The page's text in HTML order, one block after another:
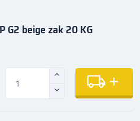
G2 beige zak 20 KG